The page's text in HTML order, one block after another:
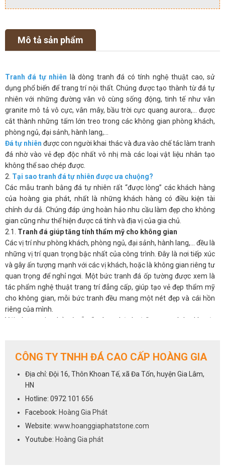
Mô tả sản phẩm
Tranh đá tự nhiên là dòng tranh đá có tính nghệ thuật cao, sử
dụng phổ biến để trang trí nội thất. Chúng được tạo thành từ đá tự
nhiên với những đường vân vô cùng sống động, tinh tế như vân
granite mô tả vô cực, vân mây, bầu trời cực quang aurora,… được
cắt thành những tấm lớn treo trong các không gian phòng khách,
phòng ngủ, đại sảnh, hành lang,…
Đá tự nhiên được con người khai thác và đưa vào chế tác làm tranh
đá nhờ vào vẻ đẹp độc nhất vô nhị mà các loại vật liệu nhân tạo
không thể sao chép được.
2. Tại sao tranh đá tự nhiên được ưa chuộng?
Các mẫu tranh bằng đá tự nhiên rất “được lòng” các khách hàng
của hoàng gia phát, nhất là những khách hàng có điều kiện tài
chính dư dả. Chúng đáp ứng hoàn hảo nhu cầu làm đẹp cho không
gian cũng như thể hiện được cá tính và địa vị của gia chủ.
2.1. Tranh đá giúp tăng tính thẩm mỹ cho không gian
Các vị trí như phòng khách, phòng ngủ, đại sảnh, hành lang,… đều là
những vị trí quan trọng bậc nhất của công trình. Đây là nơi tiếp xúc
và gây ấn tượng mạnh với các vị khách, hoặc là không gian riêng tư
quan trọng để nghỉ ngơi. Một bức tranh đá ốp tường được xem là
tác phẩm nghệ thuật trang trí đẳng cấp, giúp tạo vẻ đẹp thẩm mỹ
cho không gian, mỗi bức tranh đều mang một nét đẹp và cái hồn
riêng của mình.
Với những gia chủ có sẵn “máu nghệ thuật” trong mình, thì một
2.2.Tranh đá giúp điều hòa phong thủy cho phòng khách
nghĩa phong thủy, có thể tác động đến âm dương ngũ hành và làm
thay đổi vận khí trong nhà. Được hình thành hoàn toàn từ tự nhiên,
nên có tác dụng tạo không gian thoáng đãng, mở rộng tầm nhìn,
đem đến nguồn năng lượng tích cực, an nhiên cho các thành viên
Người ta quan niệm, khi chọn tranh đá tự nhiên có màu sắc hợp với
mệnh còn mang đến may mắn, tài lộc, hóa giải những xui xẻo, giúp
CÔNG TY TNHH ĐÁ CAO CẤP HOÀNG GIA
Địa chỉ: Đội 16, Thôn Khoan Tế, xã Đa Tốn, huyện Gia Lâm,
HN
Hotline: 0972 101 656
Facebook: Hoàng Gia Phát
Website: www.hoanggiaphatstone.com
Youtube: Hoàng Gia phát